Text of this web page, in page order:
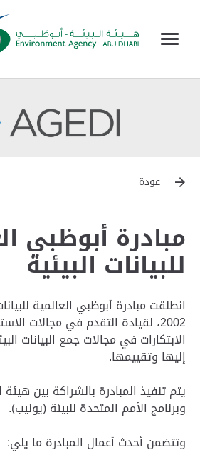
عودة
مبادرة أبوظبي
للبيانات البيئية
انطلقت مبادرة أبوظبي العالمية
2002، لقيادة التقدم في مجالات
الابتكارات في مجالات جمع البيانات
إليها وتقييمها.
يتم تنفيذ المبادرة بالشراكة بين
وبرنامج الأمم المتحدة للبيئة (يونيب).
وتتضمن أحدث أعمال المبادرة ما يلي: